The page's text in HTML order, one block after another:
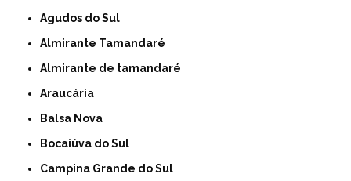
Agudos do Sul
Almirante Tamandaré
Almirante de tamandaré
Araucária
Balsa Nova
Bocaiúva do Sul
Campina Grande do Sul